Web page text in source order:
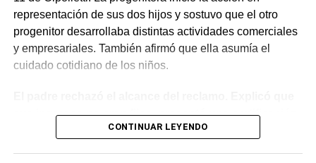
para que opere el desistimiento del proceso por voluntad
de la parte», explicó. Además, se estableció que las
actuaciones permanezcan archivadas en formato digital,
conforme a la normativa vigente del Poder Judicial de Río
representación de sus dos hijos y sostuvo que el otro
progenitor desarrollaba distintas actividades comerciales
y empresariales. También afirmó que ella asumía el
cuidado cotidiano de los niños.
sus ingresos no eran fijos, presentó una certificación
contable y acompañó documentación bancaria.
CONTINUAR LEYENDO